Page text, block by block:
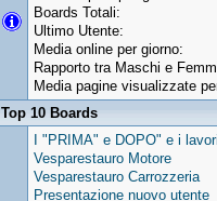
Boards Totali:
Ultimo Utente:
Media online per giorno:
Rapporto tra Maschi e
Media pagine visualizzate
Top 10 Boards
I "PRIMA" e DOPO" e i
Vesparestauro Motore
Vesparestauro Carrozzeria
Presentazione nuovo utente